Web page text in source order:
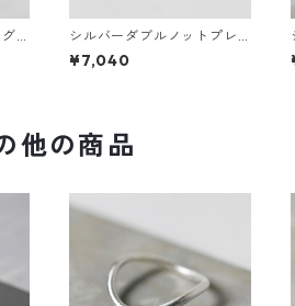
シルバーダブルノットプレ
ーンリング 1.2mm×2 鏡面｜
FA-1158
¥7,040
他の商品